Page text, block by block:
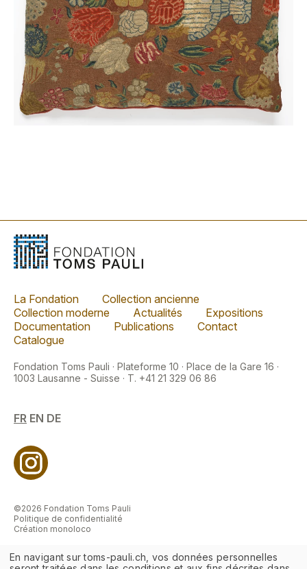
La Fondation
Collection ancienne
Collection moderne
Actualités
Expositions
Documentation
Publications
Contact
Catalogue
Fondation Toms Pauli · Plateforme 10 · Place de la Gare 16 ·
1003 Lausanne - Suisse · T. +41 21 329 06 86
FR EN DE
©2026 Fondation Toms Pauli
Politique de confidentialité
Création monoloco
En navigant sur toms-pauli.ch, vos données personnelles